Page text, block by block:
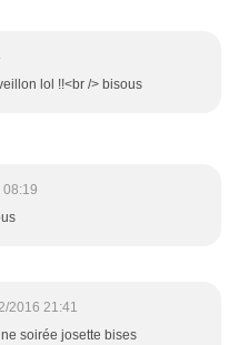
lol !!<br /> bisous
2016 21:41
soirée josette bises